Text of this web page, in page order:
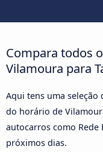
Compara todos
Vilamoura para
Aqui tens uma seleção
do horário de
autocarros como Rede
próximos dias.